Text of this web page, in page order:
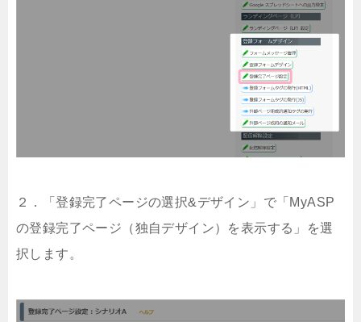
２．「登録完了ページの選択&デザイン」で「MyASP
の登録完了ページ（独自デザイン）を表示する」を選
択します。